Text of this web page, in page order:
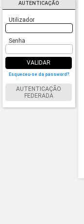
AUTENTICAÇÃO
Utilizador
Senha
VALIDAR
Esqueceu-se da password?
AUTENTICAÇÃO
FEDERADA